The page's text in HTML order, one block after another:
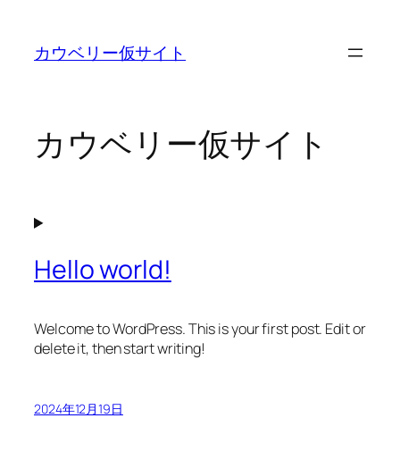
カウベリー仮サイト
カウベリー仮サイト
Hello world!
Welcome to WordPress. This is your first post. Edit or
delete it, then start writing!
2024年12月19日